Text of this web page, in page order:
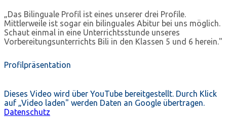
„Das Bilinguale Profil ist eines unserer drei Profile.
Mittlerweile ist sogar ein bilinguales Abitur bei uns möglich.
Schaut einmal in eine Unterrichtsstunde unseres
Vorbereitungsunterrichts Bili in den Klassen 5 und 6 herein."
Profilpräsentation
Dieses Video wird über YouTube bereitgestellt. Durch Klick
auf „Video laden" werden Daten an Google übertragen.
Datenschutz